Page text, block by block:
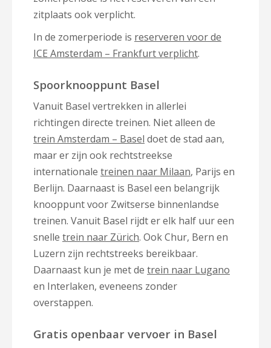
zitplaats ook verplicht.
In de zomerperiode is reserveren voor de
ICE Amsterdam – Frankfurt verplicht.
Spoorknooppunt Basel
Vanuit Basel vertrekken in allerlei
richtingen directe treinen. Niet alleen de
trein Amsterdam – Basel doet de stad aan,
maar er zijn ook rechtstreekse
internationale treinen naar Milaan, Parijs en
Berlijn. Daarnaast is Basel een belangrijk
knooppunt voor Zwitserse binnenlandse
treinen. Vanuit Basel rijdt er elk half uur een
snelle trein naar Zürich. Ook Chur, Bern en
Luzern zijn rechtstreeks bereikbaar.
Daarnaast kun je met de trein naar Lugano
en Interlaken, eveneens zonder
overstappen.
Gratis openbaar vervoer in Basel